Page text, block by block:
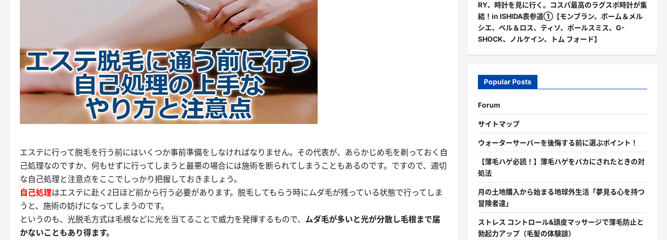
エステに行って脱毛を行う前にはいくつか事前準備をしなければなりません。その代表が、あらかじめ毛を剃っておく自
己処理なのですか、何もせずに行ってしまうと最悪の場合には施術を断られてしまうこともあるのです。ですので、適切
な自己処理と注意点をここでしっかり把握しておきましょう。
自己処理はエステに赴く2日ほど前から行う必要があります。脱毛してもらう時にムダ毛が残っている状態で行ってしま
うと、施術の妨げになってしまうのです。
というのも、光脱毛方式は毛根などに光を当てることで威力を発揮するもので、 ムダ毛が多いと光が分散し毛根まで届
かないこともあり得ます。
RY、時計を見に行く。コスパ最高のラグスポ時計が集
結！in ISHIDA表参道①【モンブラン、ボーム＆メル
シエ、ベル＆ロス、ティソ、ポールスミス、G-
SHOCK、ノルケイン、トム フォード】
Popular Posts
Forum
サイトマップ
ウォーターサーバーを後悔する前に選ぶポイント！
【薄毛ハゲ必読！】薄毛ハゲをバカにされたときの対
処法
月の土地購入から始まる地球外生活「夢見る心を持つ
冒険者達」
ストレス コントロール&頭皮マッサージで薄毛防止と
勃起力アップ（毛髪の体験談）